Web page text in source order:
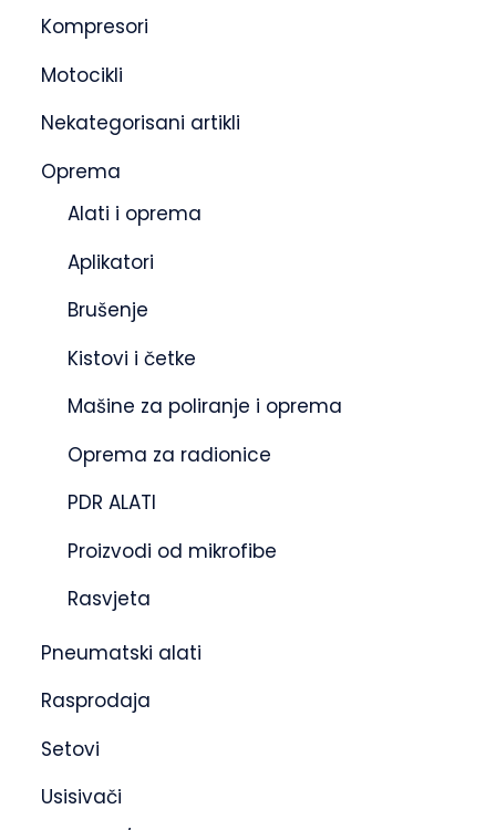
Kompresori
Motocikli
Nekategorisani artikli
Oprema
Alati i oprema
Aplikatori
Brušenje
Kistovi i četke
Mašine za poliranje i oprema
Oprema za radionice
PDR ALATI
Proizvodi od mikrofibe
Rasvjeta
Pneumatski alati
Rasprodaja
Setovi
Usisivači